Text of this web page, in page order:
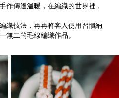
作傳達溫暖，在編織的世界裡，
織技法，再再將客人使用習慣納
無二的毛線編織作品。